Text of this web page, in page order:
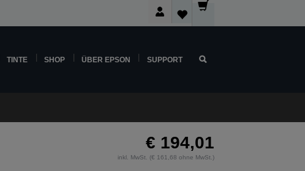
TINTE SHOP ÜBER EPSON SUPPORT
€ 194,01
inkl. MwSt. (€ 161,68 ohne MwSt.)